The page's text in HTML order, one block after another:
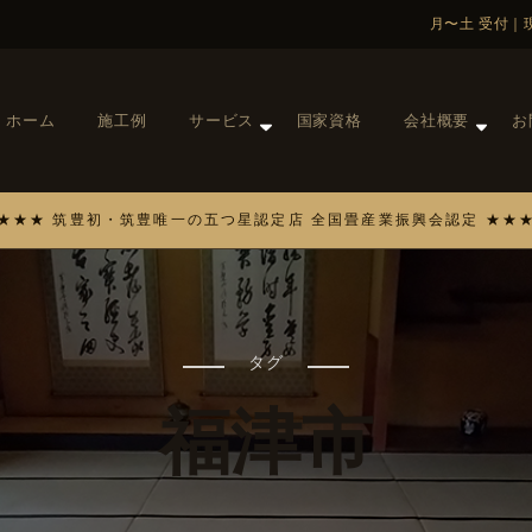
ホーム 施工例 サービス 国家資格 会社概要 お
タグ
福津市